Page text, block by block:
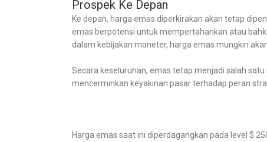
Prospek Ke Depan
Ke depan, harga emas diperkirakan akan tetap
emas berpotensi untuk mempertahankan atau
dalam kebijakan moneter, harga emas mungkin
Secara keseluruhan, emas tetap menjadi salah
mencerminkan keyakinan pasar terhadap peran
Harga emas saat ini diperdagangkan pada level $